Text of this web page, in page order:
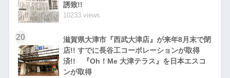
誘致!!
10233 views
20
滋賀県大津市『西武大津店』が来年8月末で閉
店!! すでに長谷工コーポレーションが取得
済!! 『Oh！Me 大津テラス』を日本エスコ
ンが取得